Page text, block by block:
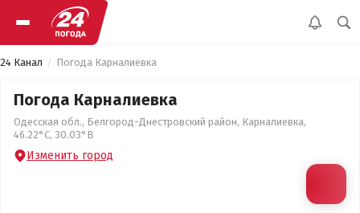
24 Канал Погода Карналиевка
Погода Карналиевка
Одесская обл., Белгород-Днестровский район, Карналиевка,
46.22°С, 30.03°В
Изменить город